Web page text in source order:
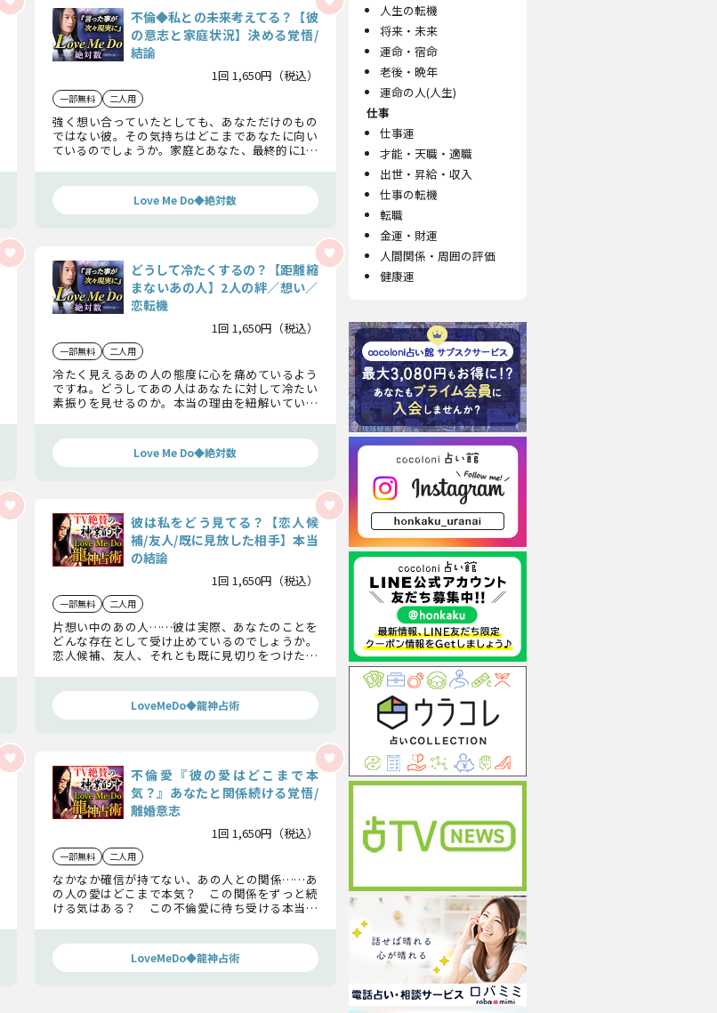
不倫◆私との未来考えてる？【彼
の意志と家庭状況】決める覚悟/
結論
1回 1,650円（税込）
一部無料 二人用
強く想い合っていたとしても、あなただけのもの
ではない彼。その気持ちはどこまであなたに向い
ているのでしょうか。家庭とあなた、最終的に1番
Love Me Do◆絶対数
どうして冷たくするの？【距離縮
まないあの人】2人の絆／想い／
恋転機
1回 1,650円（税込）
一部無料 二人用
冷たく見えるあの人の態度に心を痛めているよう
ですね。どうしてあの人はあなたに対して冷たい
素振りを見せるのか。本当の理由を紐解いていき
Love Me Do◆絶対数
彼は私をどう見てる？【恋人候
補/友人/既に見放した相手】本当
の結論
1回 1,650円（税込）
一部無料 二人用
片想い中のあの人……彼は実際、あなたのことを
どんな存在として受け止めているのでしょうか。
恋人候補、友人、それとも既に見切りをつけた相
LoveMeDo◆龍神占術
不倫愛『彼の愛はどこまで本
気？』あなたと関係続ける覚悟/
離婚意志
1回 1,650円（税込）
一部無料 二人用
なかなか確信が持てない、あの人との関係……あ
の人の愛はどこまで本気？ この関係をずっと続
ける気はある？ この不倫愛に待ち受ける本当の
LoveMeDo◆龍神占術
人生の転機
将来・未来
運命・宿命
老後・晩年
運命の人(人生)
仕事
仕事運
才能・天職・適職
出世・昇給・収入
仕事の転機
転職
金運・財運
人間関係・周囲の評価
健康運